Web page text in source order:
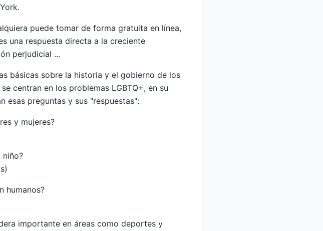
puede tomar de forma gratuita en línea,
una respuesta directa a la creciente
perjudicial ...
básicas sobre la historia y el gobierno de los
centran en los problemas LGBTQ+, en su
esas preguntas y sus "respuestas":
y mujeres?
humanos?
importante en áreas como deportes y